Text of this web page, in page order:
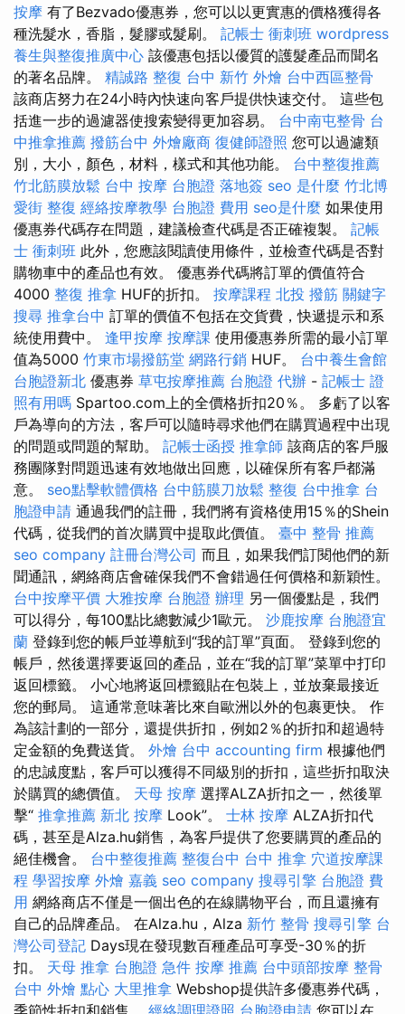
按摩 有了Bezvado優惠券，您可以以更實惠的價格獲得各
種洗髮水，香脂，髮膠或髮刷。 記帳士 衝刺班 wordpress
養生與整復推廣中心 該優惠包括以優質的護髮產品而聞名
的著名品牌。 精誠路 整復 台中 新竹 外燴 台中西區整骨
該商店努力在24小時內快速向客戶提供快速交付。 這些包
括進一步的過濾器使搜索變得更加容易。 台中南屯整骨 台
中推拿推薦 撥筋台中 外燴廠商 復健師證照 您可以過濾類
別，大小，顏色，材料，樣式和其他功能。 台中整復推薦
竹北筋膜放鬆 台中 按摩 台胞證 落地簽 seo 是什麼 竹北博
愛街 整復 經絡按摩教學 台胞證 費用 seo是什麼 如果使用
優惠券代碼存在問題，建議檢查代碼是否正確複製。 記帳
士 衝刺班 此外，您應該閱讀使用條件，並檢查代碼是否對
購物車中的產品也有效。 優惠券代碼將訂單的價值符合
4000 整復 推拿 HUF的折扣。 按摩課程 北投 撥筋 關鍵字
搜尋 推拿台中 訂單的價值不包括在交貨費，快遞提示和系
統使用費中。 逢甲按摩 按摩課 使用優惠券所需的最小訂單
值為5000 竹東市場撥筋堂 網路行銷 HUF。 台中養生會館
台胞證新北 優惠券 草屯按摩推薦 台胞證 代辦 - 記帳士 證
照有用嗎 Spartoo.com上的全價格折扣20％。 多虧了以客
戶為導向的方法，客戶可以隨時尋求他們在購買過程中出現
的問題或問題的幫助。 記帳士函授 推拿師 該商店的客戶服
務團隊對問題迅速有效地做出回應，以確保所有客戶都滿
意。 seo點擊軟體價格 台中筋膜刀放鬆 整復 台中推拿 台
胞證申請 通過我們的註冊，我們將有資格使用15％的Shein
代碼，從我們的首次購買中提取此價值。 臺中 整骨 推薦
seo company 註冊台灣公司 而且，如果我們訂閱他們的新
聞通訊，網絡商店會確保我們不會錯過任何價格和新穎性。
台中按摩平價 大雅按摩 台胞證 辦理 另一個優點是，我們
可以得分，每100點比總數減少1歐元。 沙鹿按摩 台胞證宜
蘭 登錄到您的帳戶並導航到“我的訂單”頁面。 登錄到您的
帳戶，然後選擇要返回的產品，並在“我的訂單”菜單中打印
返回標籤。 小心地將返回標籤貼在包裝上，並放棄最接近
您的郵局。 這通常意味著比來自歐洲以外的包裹更快。 作
為該計劃的一部分，還提供折扣，例如2％的折扣和超過特
定金額的免費送貨。 外燴 台中 accounting firm 根據他們
的忠誠度點，客戶可以獲得不同級別的折扣，這些折扣取決
於購買的總價值。 天母 按摩 選擇ALZA折扣之一，然後單
擊“ 推拿推薦 新北 按摩 Look”。 士林 按摩 ALZA折扣代
碼，甚至是Alza.hu銷售，為客戶提供了您要購買的產品的
絕佳機會。 台中整復推薦 整復台中 台中 推拿 穴道按摩課
程 學習按摩 外燴 嘉義 seo company 搜尋引擎 台胞證 費
用 網絡商店不僅是一個出色的在線購物平台，而且還擁有
自己的品牌產品。 在Alza.hu，Alza 新竹 整骨 搜尋引擎 台
灣公司登記 Days現在發現數百種產品可享受-30％的折
扣。 天母 推拿 台胞證 急件 按摩 推薦 台中頭部按摩 整骨
台中 外燴 點心 大里推拿 Webshop提供許多優惠券代碼，
季節性折扣和銷售。 經絡調理證照 台胞證申請 您可以在